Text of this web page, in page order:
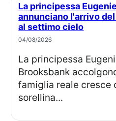
La principessa Eugenie e Jack Brooksbank
annunciano l'arrivo
al settimo cielo
04/08/2026
La principessa Eugenia e Jack
Brooksbank
famiglia reale cresce
sorellina...